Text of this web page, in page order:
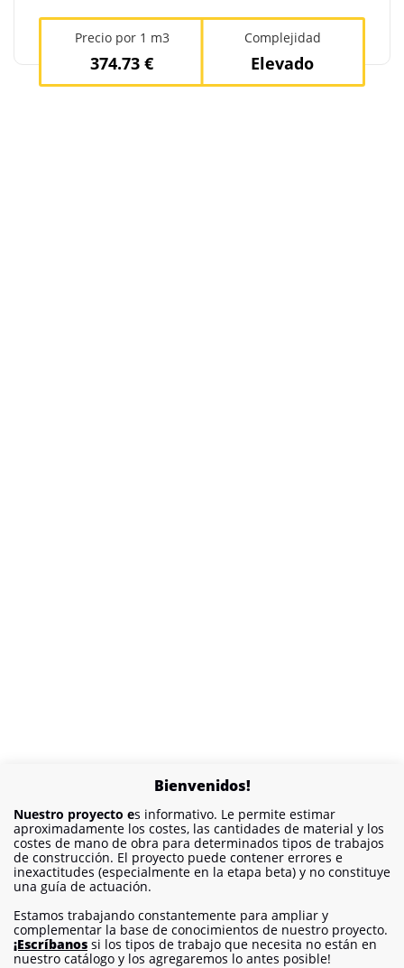
Precio por 1 m3
374.73 €
Complejidad
Elevado
Bienvenidos!
Nuestro proyecto es informativo. Le permite estimar
aproximadamente los costes, las cantidades de material y los
costes de mano de obra para determinados tipos de trabajos
de construcción. El proyecto puede contener errores e
inexactitudes (especialmente en la etapa beta) y no constituye
una guía de actuación.
Estamos trabajando constantemente para ampliar y
complementar la base de conocimientos de nuestro proyecto.
¡Escríbanos si los tipos de trabajo que necesita no están en
nuestro catálogo y los agregaremos lo antes posible!